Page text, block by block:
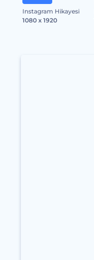
Instagram Hikayesi
1080 x 1920